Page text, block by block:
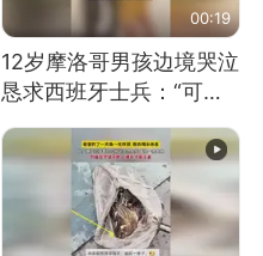
00:19
12岁摩洛哥男孩边境哭泣
恳求西班牙士兵：“可不